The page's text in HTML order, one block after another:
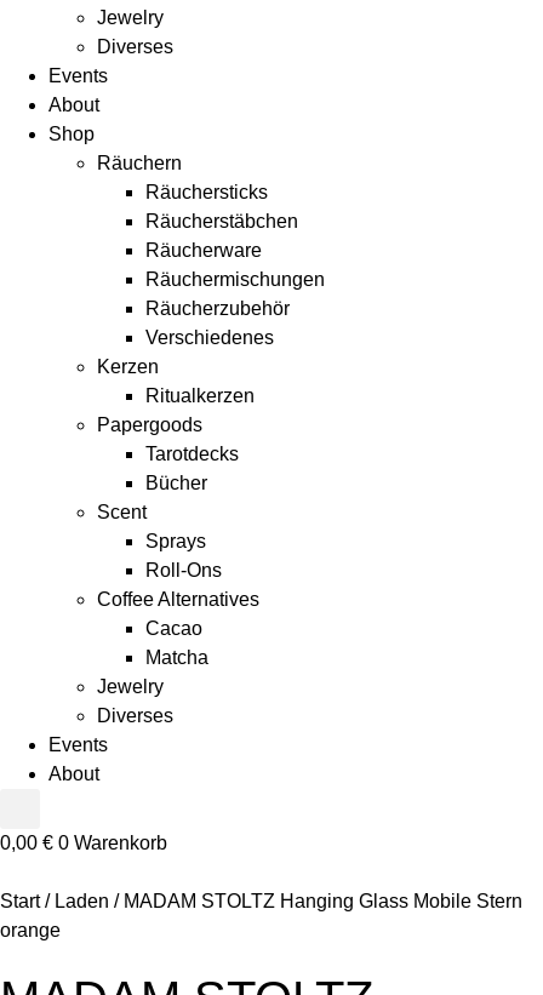
Jewelry
Diverses
Events
About
Shop
Räuchern
Räuchersticks
Räucherstäbchen
Räucherware
Räuchermischungen
Räucherzubehör
Verschiedenes
Kerzen
Ritualkerzen
Papergoods
Tarotdecks
Bücher
Scent
Sprays
Roll-Ons
Coffee Alternatives
Cacao
Matcha
Jewelry
Diverses
Events
About
0,00 € 0 Warenkorb
Start/ Laden / MADAM STOLTZ Hanging Glass Mobile Stern
orange